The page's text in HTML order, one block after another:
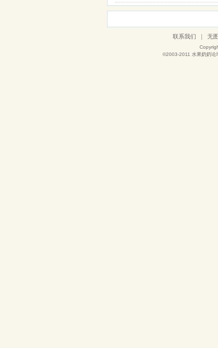
联系我们 无
©2003-2011 水果奶奶论